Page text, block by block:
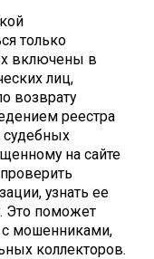
только
включены в
лиц,
возврату
реестра
судебных
на сайте
узнать ее
Это поможет
мошенниками,
коллекторов.